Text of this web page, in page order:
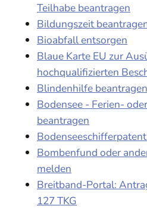
Teilhabe beantragen
Bildungszeit
Bioabfall entsorgen
Blaue Karte EU zur
hochqualifizierten
Blindenhilfe beantragen
Bodensee - Ferien-
beantragen
Bombenfund oder
melden
Breitband-Portal:
127 TKG